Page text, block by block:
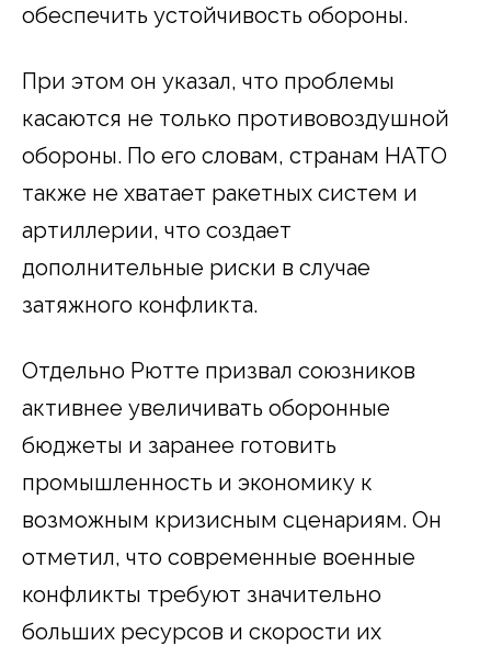
обеспечить устойчивость обороны.
При этом он указал, что проблемы
касаются не только противовоздушной
обороны. По его словам, странам НАТО
также не хватает ракетных систем и
артиллерии, что создает
дополнительные риски в случае
затяжного конфликта.
Отдельно Рютте призвал союзников
активнее увеличивать оборонные
бюджеты и заранее готовить
промышленность и экономику к
возможным кризисным сценариям. Он
отметил, что современные военные
конфликты требуют значительно
больших ресурсов и скорости их